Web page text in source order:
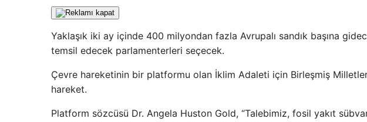
Yaklaşık iki ay içinde 400 milyondan fazla Avrupalı ​​sandık başına
temsil edecek parlamenterleri seçecek.
Çevre hareketinin bir platformu olan İklim Adaleti için Birleşmiş
hareket.
Platform sözcüsü Dr. Angela Huston Gold, “Talebimiz, fosil yakıt